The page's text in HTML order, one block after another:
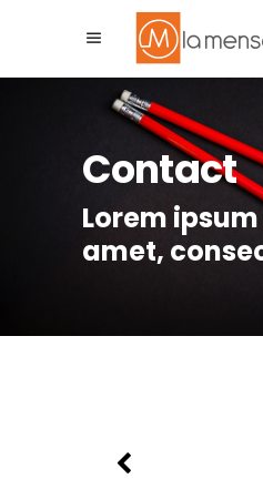
Contact
Lorem
amet,
La Mensajeria MX
Asistente Virtual